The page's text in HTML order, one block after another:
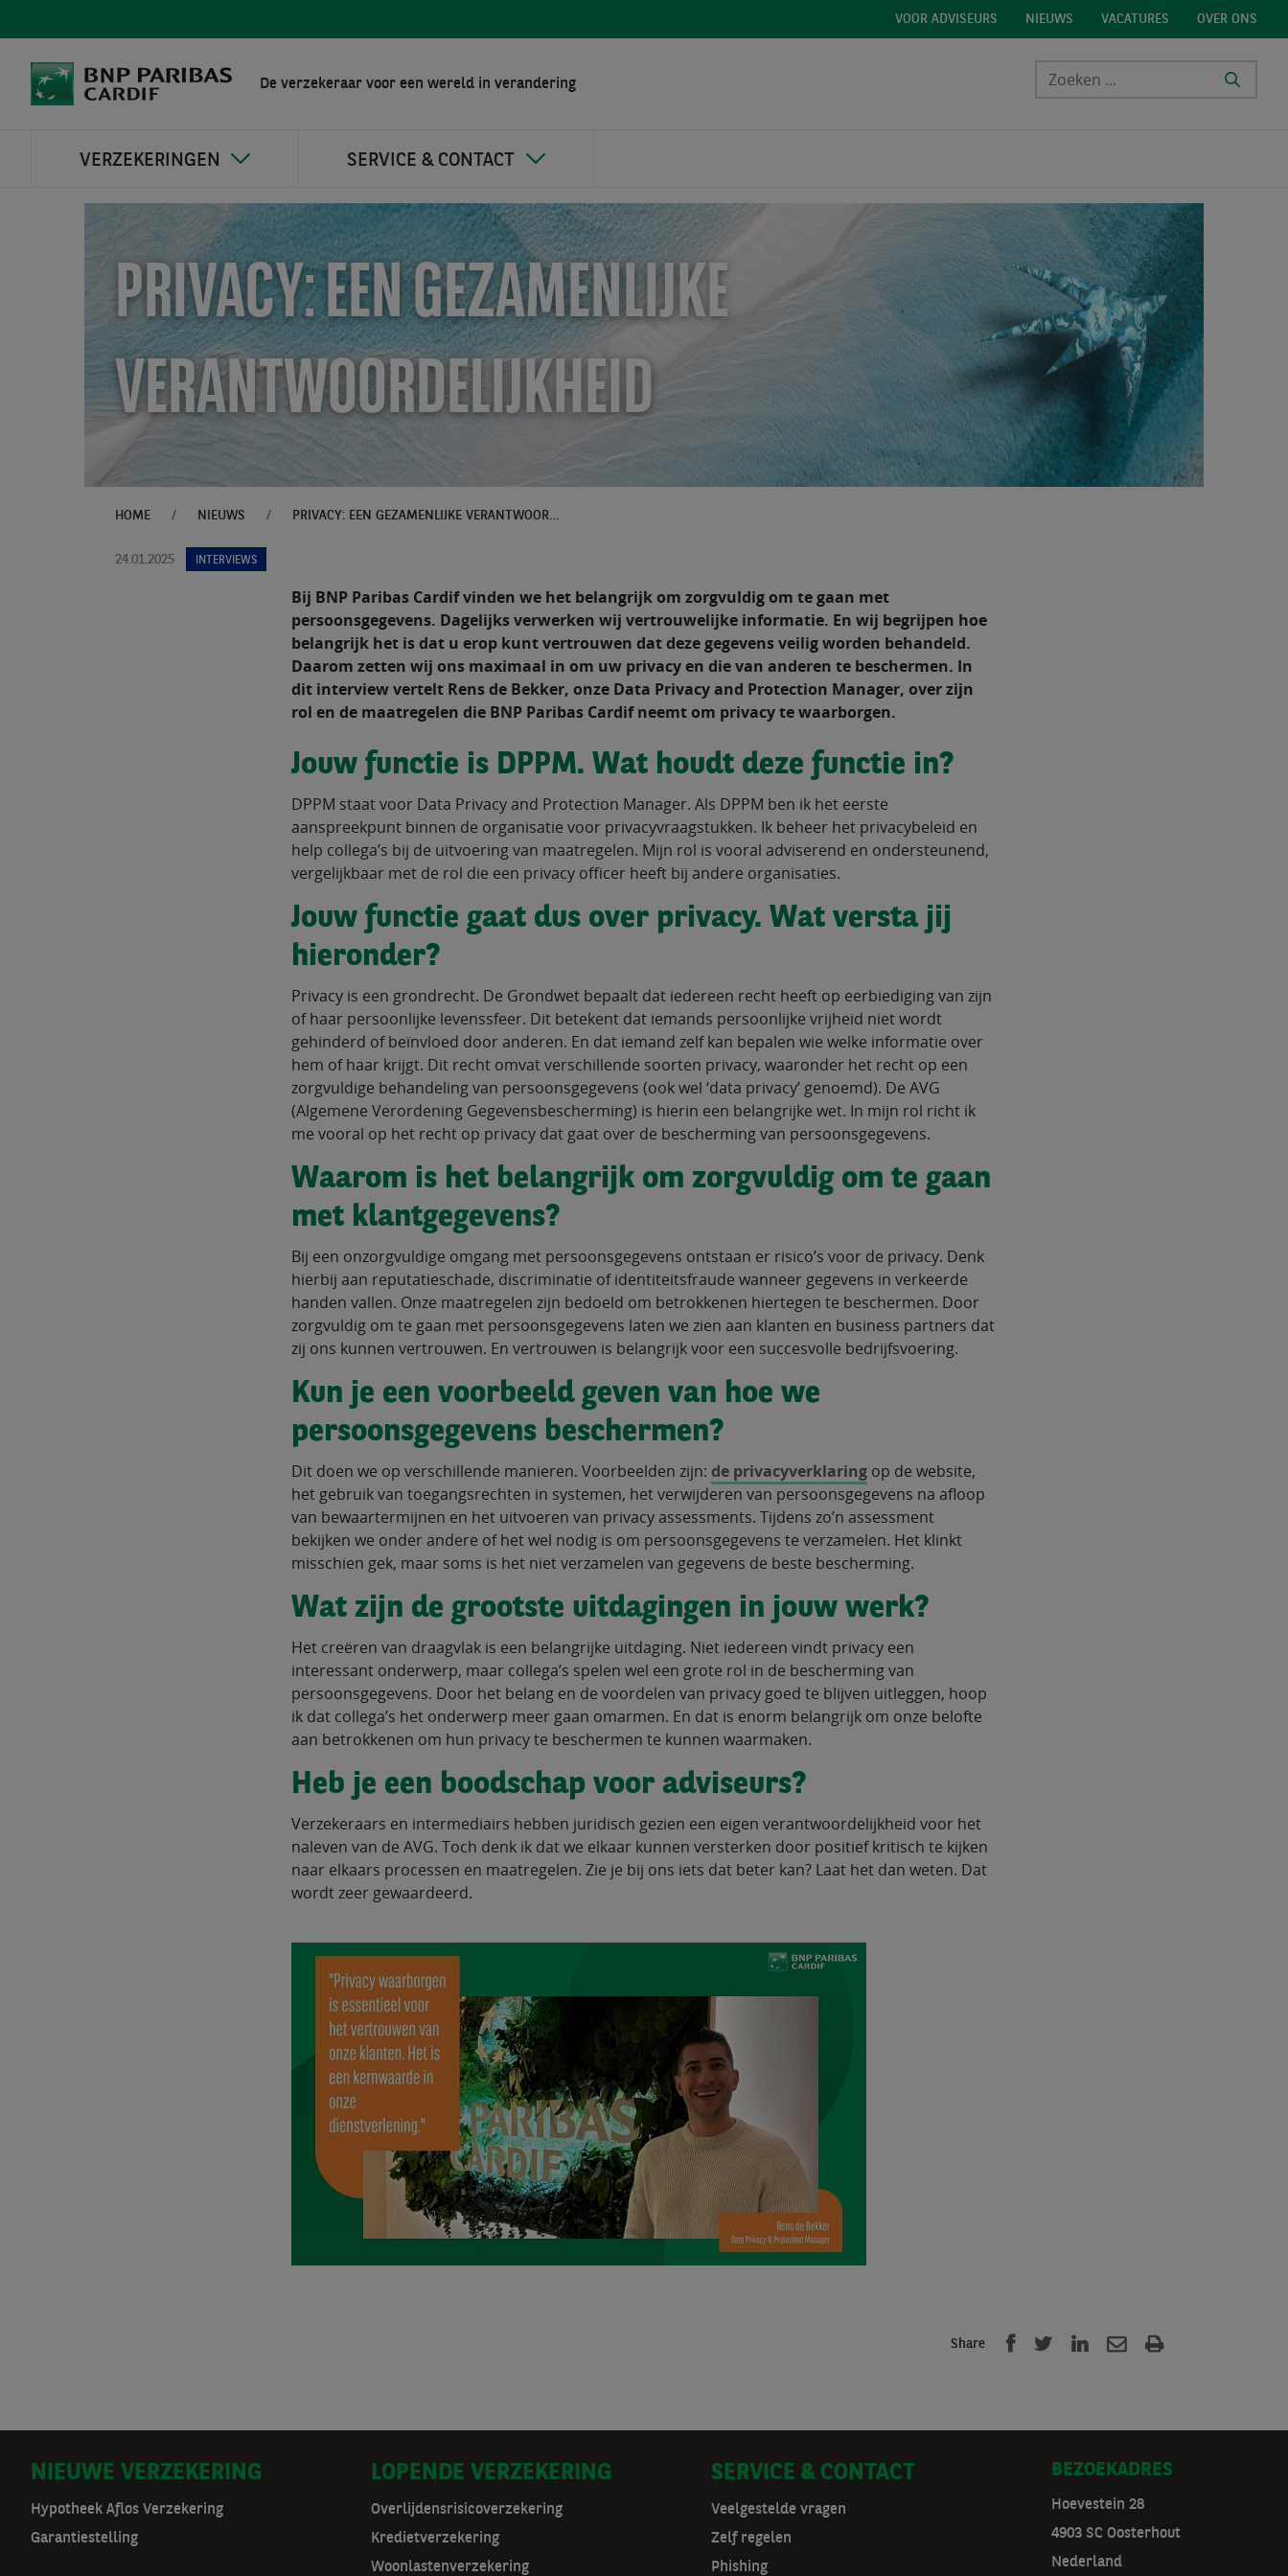
VOOR ADVISEURS NIEUWS VACATURES OVER ONS
De verzekeraar voor een wereld in verandering
VERZEKERINGEN SERVICE & CONTACT
PRIVACY: EEN GEZAMENLIJKE
VERANTWOORDELIJKHEID
HOME NIEUWS PRIVACY: EEN GEZAMENLIJKE VERANTWOORDELIJKHEID
24.01.2025 INTERVIEWS
Bij BNP Paribas Cardif vinden we het belangrijk om zorgvuldig om te gaan met
persoonsgegevens. Dagelijks verwerken wij vertrouwelijke informatie. En wij begrijpen hoe
belangrijk het is dat u erop kunt vertrouwen dat deze gegevens veilig worden behandeld.
Daarom zetten wij ons maximaal in om uw privacy en die van anderen te beschermen. In
dit interview vertelt Rens de Bekker, onze Data Privacy and Protection Manager, over zijn
rol en de maatregelen die BNP Paribas Cardif neemt om privacy te waarborgen.
Jouw functie is DPPM. Wat houdt deze functie in?
DPPM staat voor Data Privacy and Protection Manager. Als DPPM ben ik het eerste
aanspreekpunt binnen de organisatie voor privacyvraagstukken. Ik beheer het privacybeleid en
help collega’s bij de uitvoering van maatregelen. Mijn rol is vooral adviserend en ondersteunend,
vergelijkbaar met de rol die een privacy officer heeft bij andere organisaties.
Jouw functie gaat dus over privacy. Wat versta jij
hieronder?
Privacy is een grondrecht. De Grondwet bepaalt dat iedereen recht heeft op eerbiediging van zijn
of haar persoonlijke levenssfeer. Dit betekent dat iemands persoonlijke vrijheid niet wordt
gehinderd of beïnvloed door anderen. En dat iemand zelf kan bepalen wie welke informatie over
hem of haar krijgt. Dit recht omvat verschillende soorten privacy, waaronder het recht op een
zorgvuldige behandeling van persoonsgegevens (ook wel ‘data privacy’ genoemd). De AVG
(Algemene Verordening Gegevensbescherming) is hierin een belangrijke wet. In mijn rol richt ik
me vooral op het recht op privacy dat gaat over de bescherming van persoonsgegevens.
Waarom is het belangrijk om zorgvuldig om te gaan
met klantgegevens?
Bij een onzorgvuldige omgang met persoonsgegevens ontstaan er risico’s voor de privacy. Denk
hierbij aan reputatieschade, discriminatie of identiteitsfraude wanneer gegevens in verkeerde
handen vallen. Onze maatregelen zijn bedoeld om betrokkenen hiertegen te beschermen. Door
zorgvuldig om te gaan met persoonsgegevens laten we zien aan klanten en business partners dat
zij ons kunnen vertrouwen. En vertrouwen is belangrijk voor een succesvolle bedrijfsvoering.
Kun je een voorbeeld geven van hoe we
persoonsgegevens beschermen?
Dit doen we op verschillende manieren. Voorbeelden zijn: de privacyverklaring op de website,
het gebruik van toegangsrechten in systemen, het verwijderen van persoonsgegevens na afloop
van bewaartermijnen en het uitvoeren van privacy assessments. Tijdens zo’n assessment
bekijken we onder andere of het wel nodig is om persoonsgegevens te verzamelen. Het klinkt
misschien gek, maar soms is het niet verzamelen van gegevens de beste bescherming.
Wat zijn de grootste uitdagingen in jouw werk?
Het creëren van draagvlak is een belangrijke uitdaging. Niet iedereen vindt privacy een
interessant onderwerp, maar collega’s spelen wel een grote rol in de bescherming van
persoonsgegevens. Door het belang en de voordelen van privacy goed te blijven uitleggen, hoop
ik dat collega’s het onderwerp meer gaan omarmen. En dat is enorm belangrijk om onze belofte
aan betrokkenen om hun privacy te beschermen te kunnen waarmaken.
Heb je een boodschap voor adviseurs?
Verzekeraars en intermediairs hebben juridisch gezien een eigen verantwoordelijkheid voor het
naleven van de AVG. Toch denk ik dat we elkaar kunnen versterken door positief kritisch te kijken
naar elkaars processen en maatregelen. Zie je bij ons iets dat beter kan? Laat het dan weten. Dat
wordt zeer gewaardeerd.
Share
D
o
NIEUWE VERZEKERING
Hypotheek Aflos Verzekering
Garantiestelling
LOPENDE VERZEKERING
Overlijdensrisicoverzekering
Kredietverzekering
Woonlastenverzekering
SERVICE & CONTACT
Veelgestelde vragen
Zelf regelen
Phishing
BEZOEKADRES
Hoevestein 28
4903 SC Oosterhout
Nederland